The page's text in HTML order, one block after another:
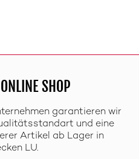
SHOP
garantieren wir
und eine
Artikel ab Lager in
LU.